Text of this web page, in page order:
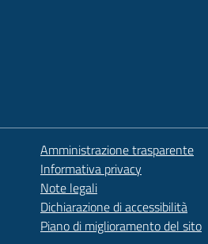
Amministrazione trasparente
Informativa privacy
Note legali
Dichiarazione di accessibilità
Piano di miglioramento del sito